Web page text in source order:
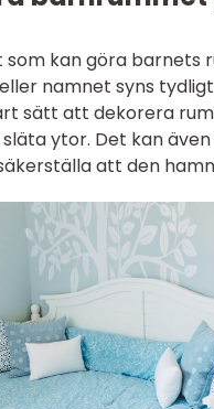
kan göra barnets
namnet syns
sätt att dekorera
ytor. Det kan
att den